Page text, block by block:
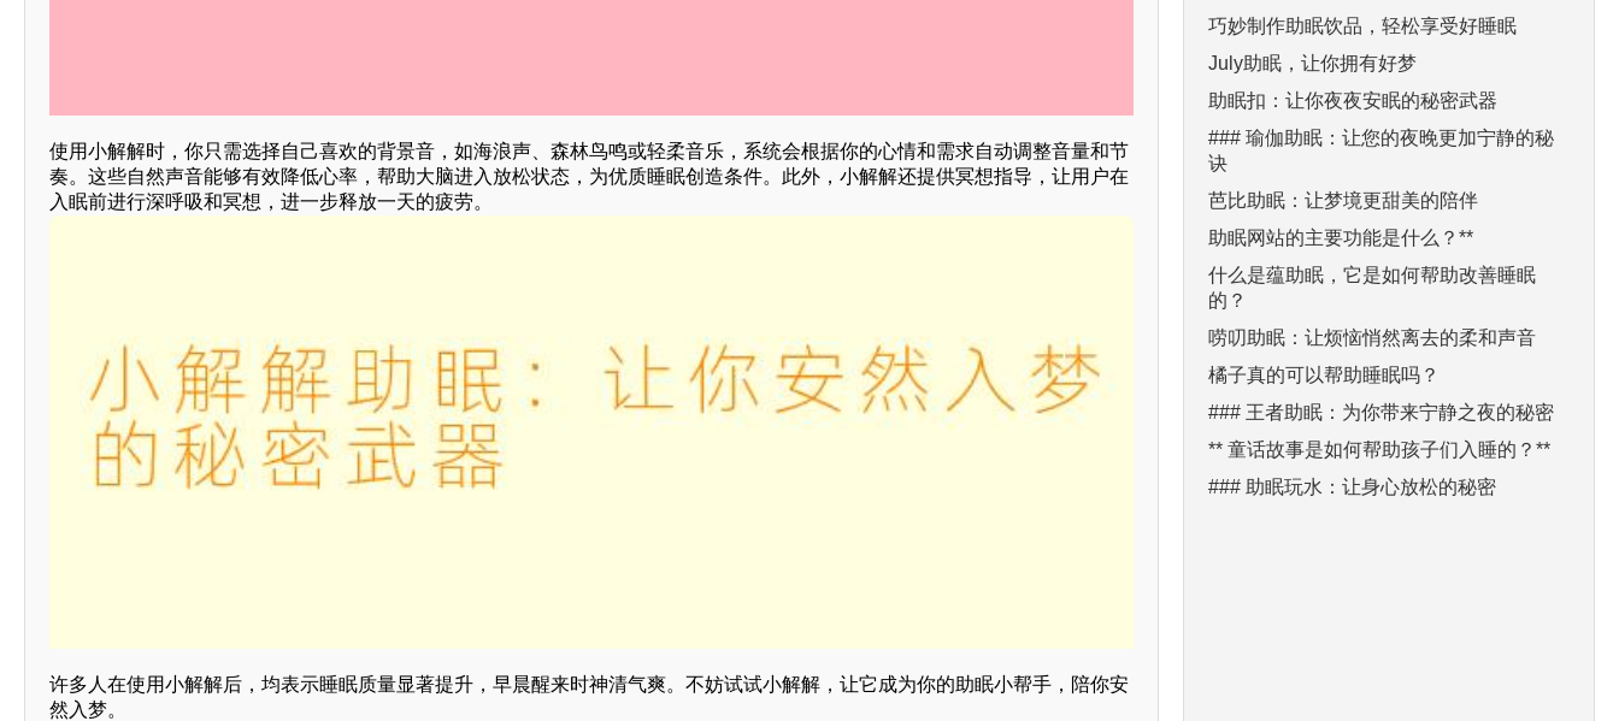
使用小解解时，你只需选择自己喜欢的背景音，如海浪声、森林鸟鸣或轻柔音乐，系统会根据你的心情和需求自动调整音量和节
奏。这些自然声音能够有效降低心率，帮助大脑进入放松状态，为优质睡眠创造条件。此外，小解解还提供冥想指导，让用户在
入眠前进行深呼吸和冥想，进一步释放一天的疲劳。
许多人在使用小解解后，均表示睡眠质量显著提升，早晨醒来时神清气爽。不妨试试小解解，让它成为你的助眠小帮手，陪你安
然入梦。
巧妙制作助眠饮品，轻松享受好睡眠
July助眠，让你拥有好梦
助眠扣：让你夜夜安眠的秘密武器
### 瑜伽助眠：让您的夜晚更加宁静的秘
诀
芭比助眠：让梦境更甜美的陪伴
助眠网站的主要功能是什么？**
什么是蕴助眠，它是如何帮助改善睡眠
的？
唠叨助眠：让烦恼悄然离去的柔和声音
橘子真的可以帮助睡眠吗？
### 王者助眠：为你带来宁静之夜的秘密
** 童话故事是如何帮助孩子们入睡的？**
### 助眠玩水：让身心放松的秘密